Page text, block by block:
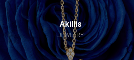
Akillis
JEWELRY